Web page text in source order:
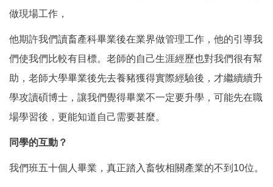
做現場工作，
他期許我們讀畜產科畢業後在業界做管理工作，他的引導我
們使我們比較有目標。老師的自己生涯經歷也對我們很有幫
助，老師大學畢業後先去養豬獲得實際經驗後，才繼續續升
學攻讀碩博士，讓我們覺得畢業不一定要升學，可能先在職
場學習後，更能知道自己需要甚麼。
同學的互動？
我們班五十個人畢業，真正踏入畜牧相關產業的不到10位。